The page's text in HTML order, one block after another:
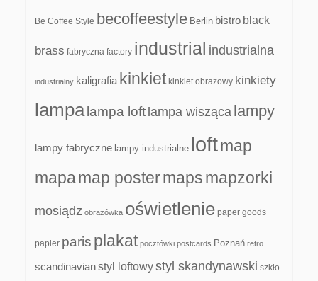
Be Coffee Style becoffeestyle Berlin bistro black
brass fabryczna factory industrial industrialna
industrialny kaligrafia kinkiet kinkiet obrazowy kinkiety
lampa lampa loft lampa wisząca lampy
lampy fabryczne lampy industrialne loftmap
mapamap postermapsmapzorki
mosiądz obrazówka oświetlenie paper goods
papier paris plakat pocztówki postcards Poznań retro
scandinavianstyl loftowystyl skandynawski szkło